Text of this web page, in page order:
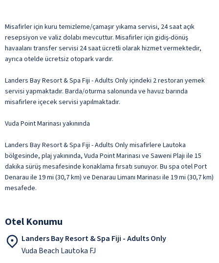
Misafirler için kuru temizleme/çamaşır yıkama servisi, 24 saat açık
resepsiyon ve valiz dolabı mevcuttur. Misafirler için gidiş-dönüş
havaalanı transfer servisi 24 saat ücretli olarak hizmet vermektedir,
ayrıca otelde ücretsiz otopark vardır.
Landers Bay Resort & Spa Fiji - Adults Only içindeki 2 restoran yemek
servisi yapmaktadır. Barda/oturma salonunda ve havuz barında
misafirlere içecek servisi yapılmaktadır.
Vuda Point Marinası yakınında
Landers Bay Resort & Spa Fiji - Adults Only misafirlere Lautoka
bölgesinde, plaj yakınında, Vuda Point Marinası ve Saweni Plajı ile 15
dakika sürüş mesafesinde konaklama fırsatı sunuyor. Bu spa otel Port
Denarau ile 19 mi (30,7 km) ve Denarau Limanı Marinası ile 19 mi (30,7 km)
mesafede.
Otel Konumu
Landers Bay Resort & Spa Fiji - Adults Only
Vuda Beach Lautoka FJ